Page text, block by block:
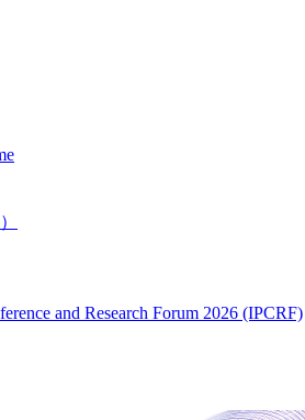
and Research Forum 2026 (IPCRF)